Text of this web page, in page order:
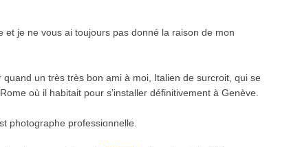
et je ne vous ai toujours pas donné la raison de mon
un très très bon ami à moi, Italien de surcroit, qui se
où il habitait pour s’installer définitivement à Genève.
photographe professionnelle.